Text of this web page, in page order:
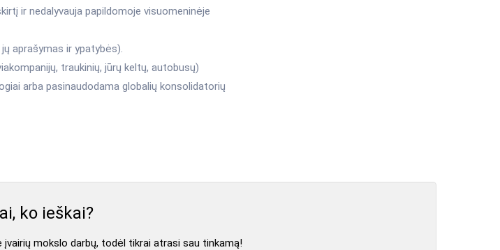
ir nedalyvauja papildomoje visuomeninėje
aprašymas ir ypatybės).
traukinių, jūrų keltų, autobusų)
arba pasinaudodama globalių konsolidatorių
ko ieškai?
mokslo darbų, todėl tikrai atrasi sau tinkamą!